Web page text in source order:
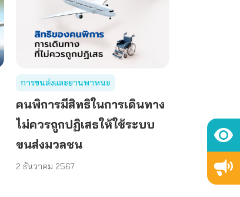
การขนส่งและยานพาหนะ
คนพิการมีสิทธิในการเดินทาง
ไม่ควรถูกปฏิเสธให้ใช้ระบบ
ขนส่งมวลชน
2 ธันวาคม 2567